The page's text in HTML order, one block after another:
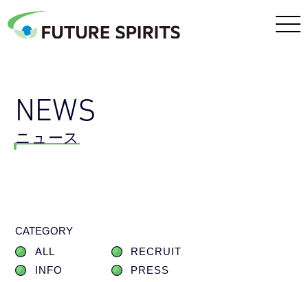
NEWS
ニュース
CATEGORY
ALL
RECRUIT
INFO
PRESS